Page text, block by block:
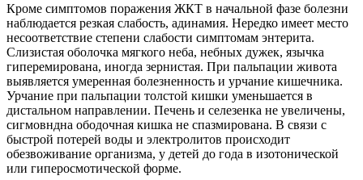
Кроме симптомов поражения ЖКТ в начальной фазе болезни
наблюдается резкая слабость, адинамия. Нередко имеет место
несоответствие степени слабости симптомам энтерита.
Слизистая оболочка мягкого неба, небных дужек, язычка
гиперемирована, иногда зернистая. При пальпации живота
выявляется умеренная болезненность и урчание кишечника.
Урчание при пальпации толстой кишки уменьшается в
дистальном направлении. Печень и селезенка не увеличены,
сигмовндна ободочная кишка не спазмирована. В связи с
быстрой потерей воды и электролитов происходит
обезвоживание организма, у детей до года в изотонической
или гиперосмотической форме.